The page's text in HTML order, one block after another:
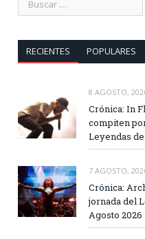
RECIENTES POPULARES
8 AGOSTO,
Crónica: In
compiten
Leyendas
7 AGOSTO,
Crónica:
jornada del
Agosto 2026